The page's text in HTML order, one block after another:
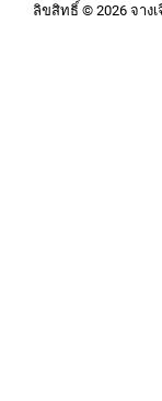
ลิขสิทธิ์ © 2026 จาง